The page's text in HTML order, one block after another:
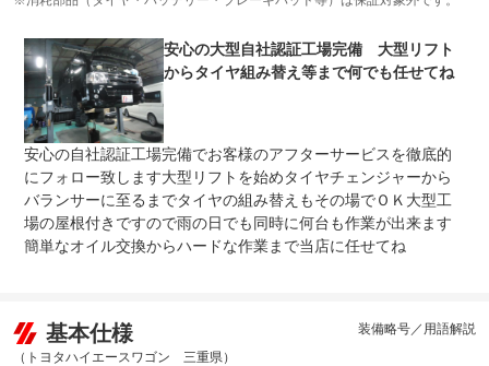
安心の大型自社認証工場完備 大型リフト
からタイヤ組み替え等まで何でも任せてね
安心の自社認証工場完備でお客様のアフターサービスを徹底的
にフォロー致します大型リフトを始めタイヤチェンジャーから
バランサーに至るまでタイヤの組み替えもその場でＯＫ大型工
場の屋根付きですので雨の日でも同時に何台も作業が出来ます
簡単なオイル交換からハードな作業まで当店に任せてね
基本仕様
（トヨタハイエースワゴン 三重県）
装備略号／用語解説